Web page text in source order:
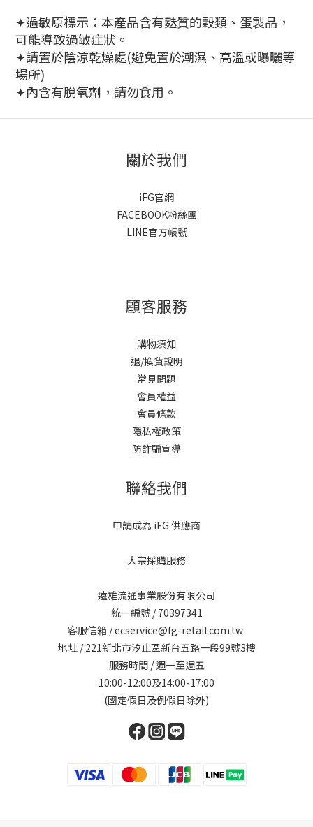
✦過敏原標示：本產品含有麩質的穀類、蛋製品，
可能導致過敏症狀。
✦請置於陰涼乾燥處(避免置於潮濕、高溫或曝曬等
場所)
✦內含有脫氧劑，請勿食用。
關於我們
iFG官網
FACEBOOK粉絲團
LINE官方帳號
顧客服務
購物須知
退/換貨說明
常見問題
會員權益
會員條款
隱私權政策
防詐騙宣導
聯絡我們
申請成為 iFG 供應商
大宗採購服務
遠雄流通事業股份有限公司
統一編號 / 70397341
客服信箱 / ecservice@fg-retail.com.tw
地址 / 221新北市汐止區新台五路一段99號3樓
服務時間 / 週一至週五
10:00-12:00及14:00-17:00
(國定假日及例假日除外)